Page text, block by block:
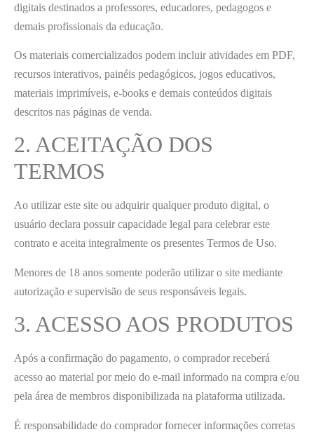
digitais destinados a professores, educadores, pedagogos e
demais profissionais da educação.
Os materiais comercializados podem incluir atividades em PDF,
recursos interativos, painéis pedagógicos, jogos educativos,
materiais imprimíveis, e-books e demais conteúdos digitais
descritos nas páginas de venda.
2. ACEITAÇÃO DOS
TERMOS
Ao utilizar este site ou adquirir qualquer produto digital, o
usuário declara possuir capacidade legal para celebrar este
contrato e aceita integralmente os presentes Termos de Uso.
Menores de 18 anos somente poderão utilizar o site mediante
autorização e supervisão de seus responsáveis legais.
3. ACESSO AOS PRODUTOS
Após a confirmação do pagamento, o comprador receberá
acesso ao material por meio do e-mail informado na compra e/ou
pela área de membros disponibilizada na plataforma utilizada.
É responsabilidade do comprador fornecer informações corretas